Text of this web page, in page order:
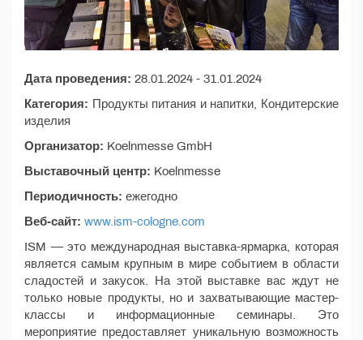
Дата проведения: 28.01.2024 - 31.01.2024
Категория: Продукты питания и напитки, Кондитерские
изделия
Организатор: Koelnmesse GmbH
Выставочный центр: Koelnmesse
Периодичность: ежегодно
Веб-сайт: www.ism-cologne.com
ISM — это международная выставка-ярмарка, которая
является самым крупным в мире событием в области
сладостей и закусок. На этой выставке вас ждут не
только новые продукты, но и захватывающие мастер-
классы и информационные семинары. Это
мероприятие предоставляет уникальную возможность